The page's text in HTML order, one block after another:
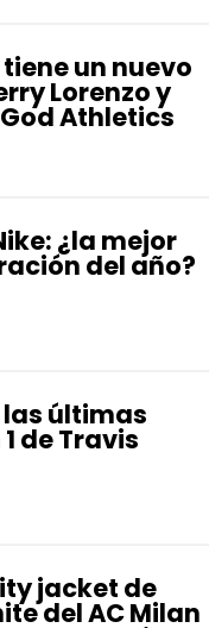
un nuevo
Lorenzo y
Athletics
¿la mejor
del año?
las últimas
de Travis
jacket de
del AC Milan